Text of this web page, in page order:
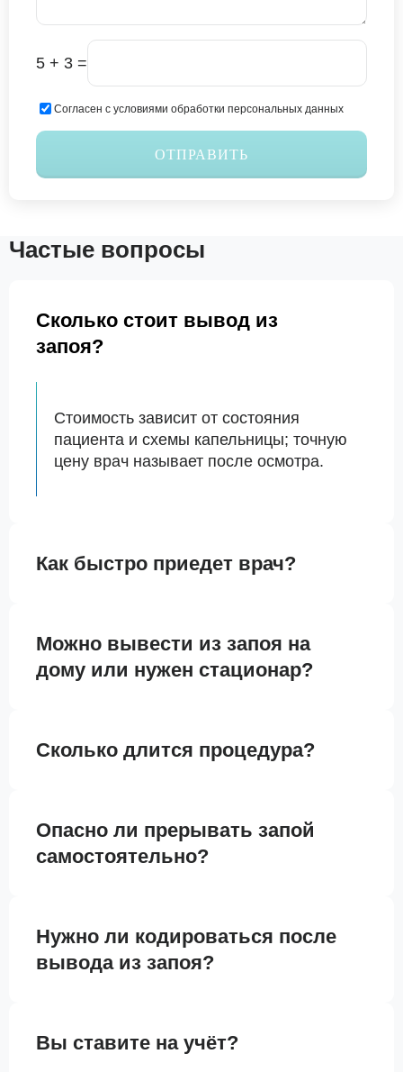
5 + 3 =
Согласен с условиями обработки персональных данных
ОТПРАВИТЬ
Частые вопросы
Сколько стоит вывод из
запоя?
Стоимость зависит от состояния
пациента и схемы капельницы; точную
цену врач называет после осмотра.
Как быстро приедет врач?
Можно вывести из запоя на
дому или нужен стационар?
Сколько длится процедура?
Опасно ли прерывать запой
самостоятельно?
Нужно ли кодироваться после
вывода из запоя?
Вы ставите на учёт?